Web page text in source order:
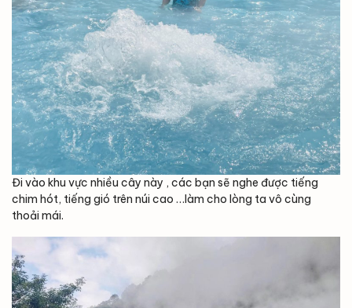
Đi vào khu vực nhiều cây này , các bạn sẽ nghe được tiếng
chim hót, tiếng gió trên núi cao …làm cho lòng ta vô cùng
thoải mái.